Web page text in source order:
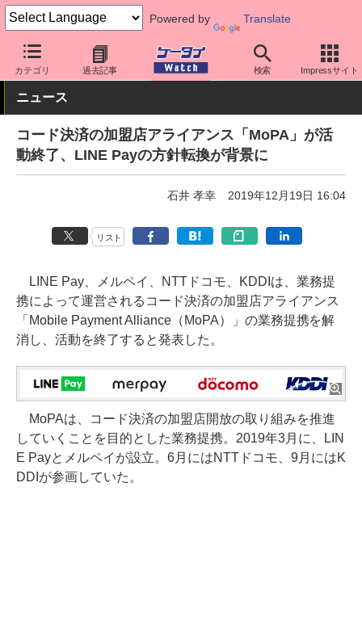
Powered by Translate
カテゴリ 過去記事 検索 Impressサイト
ケータイ Watch 業界動向 企業動向
ニュース
コード決済の加盟店アライアンス「MoPA」が活
動終了、LINE Payの方針転換が背景に
石井 孝幸 2019年12月19日 16:04
リスト
LINE Pay、メルペイ、NTTドコモ、KDDIは、業務提
携によって運営されるコード決済の加盟店アライアンス
「Mobile Payment Alliance（MoPA）」の業務提携を解
消し、活動を終了すると発表した。
MoPAは、コード決済の加盟店開放の取り組みを推進
していくことを目的とした業務提携。2019年3月に、LIN
E Payとメルペイが設立。6月にはNTTドコモ、9月にはK
DDIが参画していた。